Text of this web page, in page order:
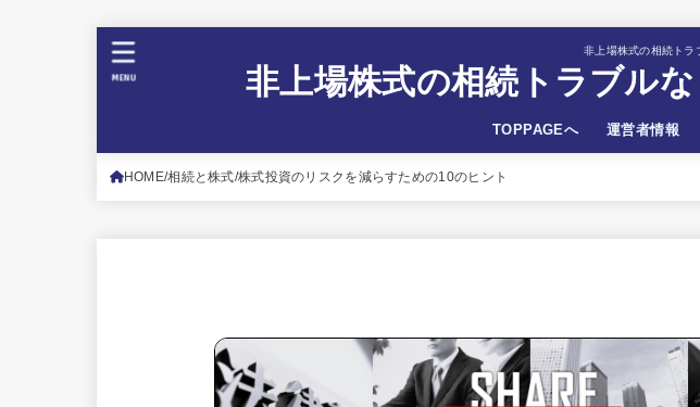
非上場株式の相続トラ
非上場株式の相続トラブル
TOPPAGEへ 運営者情報
MENU
HOME 相続と株式 株式投資のリスクを減らすための10のヒント